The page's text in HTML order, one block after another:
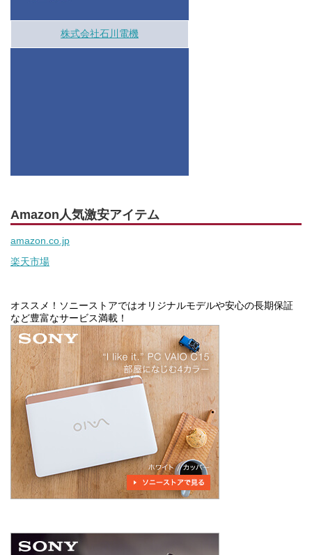
株式会社石川電機
Amazon人気激安アイテム
amazon.co.jp
楽天市場
オススメ！ソニーストアではオリジナルモデルや安心の長期保証
など豊富なサービス満載！